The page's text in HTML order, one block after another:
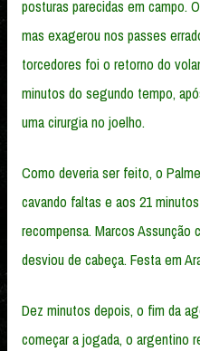
posturas parecidas em campo.
mas exagerou nos passes
torcedores foi o retorno do
minutos do segundo tempo,
uma cirurgia no joelho.
Como deveria ser feito, o
cavando faltas e aos 21
recompensa. Marcos Assunção
desviou de cabeça. Festa em
Dez minutos depois, o fim da
começar a jogada, o argentino